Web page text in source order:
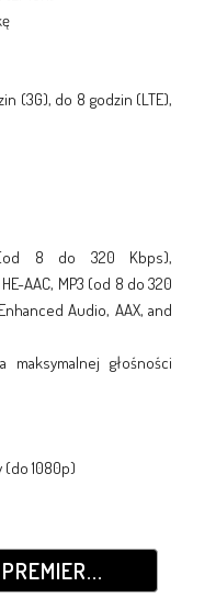
(3G), do 8 godzin (LTE),
(od 8 do 320 Kbps),
AAC, MP3 (od 8 do 320
Audio, AAX, and
głośności
(do 1080p)